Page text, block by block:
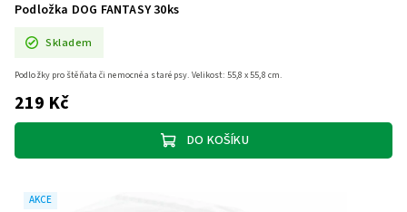
Podložka DOG FANTASY 30ks
Skladem
219 Kč
DO KOŠÍKU
Podložky pro štěňata či nemocné a staré psy. Velikost: 55,8 x 55,8 cm.
AKCE